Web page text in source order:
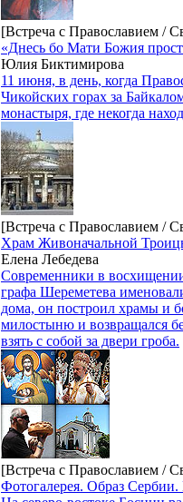
[Встреча с Православием /
«Днесь бо Мати Божия
Юлия Биктимирова
11 июня, в день, когда
Чикойских горах за
монастыря, где некогда
[Встреча с Православием /
Храм Живоначальной
Елена Лебедева
Современники в
графа Шереметева
дома, он построил храмы и
милостыню и возвращался
взять с собой за двери гроба.
[Встреча с Православием /
Фотогалерея. Образ